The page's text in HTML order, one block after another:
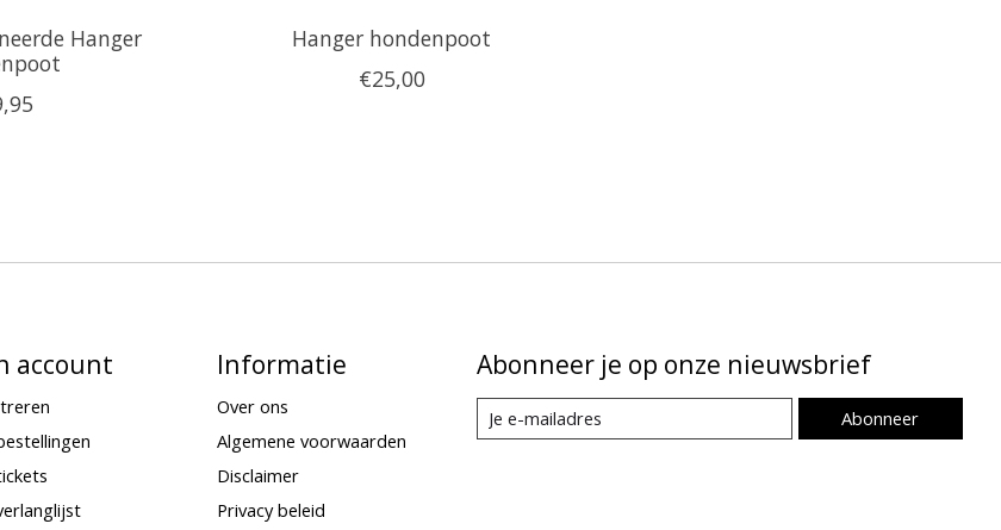
Hanger
Hanger hondenpoot
€25,00
account Informatie
Over ons
Algemene voorwaarden
Disclaimer
Privacy beleid
Abonneer je op onze nieuwsbrief
Abonneer